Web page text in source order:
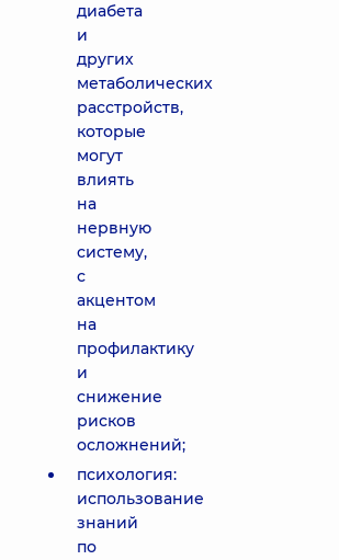
диабета
и
других
метаболических
расстройств,
которые
могут
влиять
на
нервную
систему,
с
акцентом
на
профилактику
и
снижение
рисков
осложнений;
психология:
использование
знаний
по